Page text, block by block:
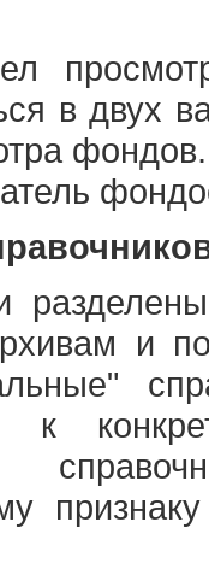
в двух
фондов.
и
к